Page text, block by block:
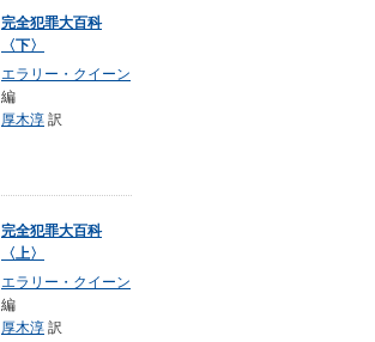
完全犯罪大百科
〈下〉
エラリー・クイーン
編
厚木淳 訳
完全犯罪大百科
〈上〉
エラリー・クイーン
編
厚木淳 訳